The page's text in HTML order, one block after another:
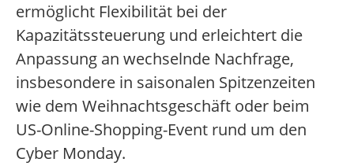
ermöglicht Flexibilität bei der
Kapazitätssteuerung und erleichtert die
Anpassung an wechselnde Nachfrage,
insbesondere in saisonalen Spitzenzeiten
wie dem Weihnachtsgeschäft oder beim
US-Online-Shopping-Event rund um den
Cyber Monday.